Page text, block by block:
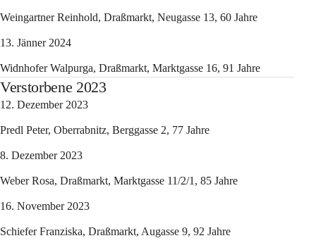
Weingartner Reinhold, Draßmarkt, Neugasse 13, 60 Jahre
13. Jänner 2024
Widnhofer Walpurga, Draßmarkt, Marktgasse 16, 91 Jahre
Verstorbene 2023
12. Dezember 2023
Predl Peter, Oberrabnitz, Berggasse 2, 77 Jahre
8. Dezember 2023
Weber Rosa, Draßmarkt, Marktgasse 11/2/1, 85 Jahre
16. November 2023
Schiefer Franziska, Draßmarkt, Augasse 9, 92 Jahre